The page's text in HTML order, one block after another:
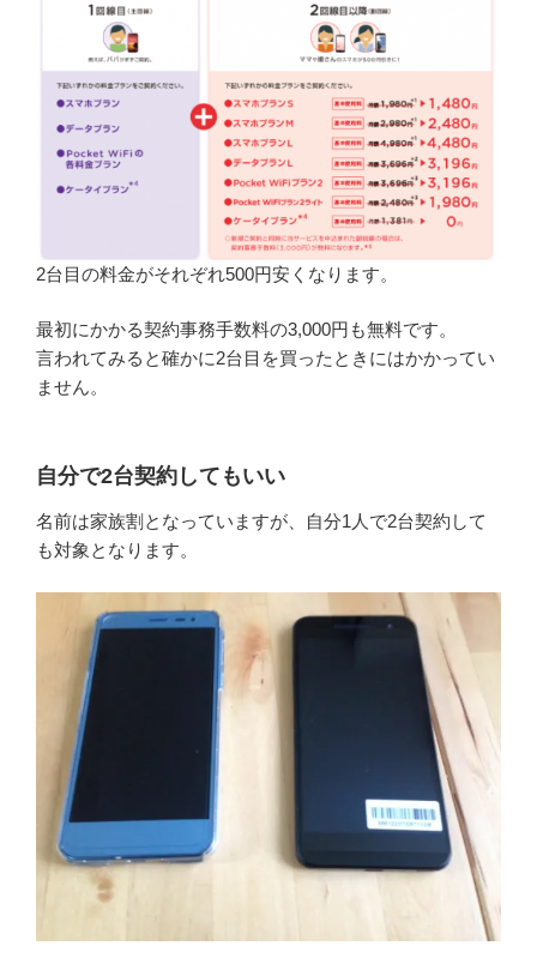
2台目の料金がそれぞれ500円安くなります。
最初にかかる契約事務手数料の3,000円も無料です。
言われてみると確かに2台目を買ったときにはかかってい
ません。
自分で2台契約してもいい
名前は家族割となっていますが、自分1人で2台契約して
も対象となります。